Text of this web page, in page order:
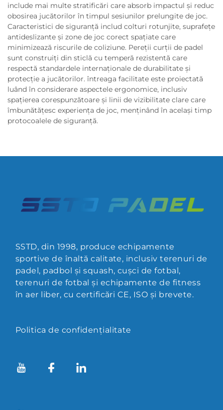
include mai multe stratificări care absorb impactul și reduc
obosirea jucătorilor în timpul sesiunilor prelungite de joc.
Caracteristici de siguranță includ colturi rotunjite, suprafețe
antideslizante și zone de joc corect spațiate care
minimizează riscurile de coliziune. Pereții curții de padel
sunt construiți din sticlă cu temperă rezistentă care
respectă standardele internaționale de durabilitate și
protecție a jucătorilor. întreaga facilitate este proiectată
luând în considerare aspectele ergonomice, inclusiv
spațierea corespunzătoare și linii de vizibilitate clare care
îmbunătățesc experiența de joc, menținând în același timp
protocoalele de siguranță.
SSTD, din 1998, produce echipamente
sportive de înaltă calitate, inclusiv terenuri de
padel, padbol și squash, cușci de fotbal,
terenuri de fotbal și echipamente de fitness
în aer liber, cu certificări CE, ISO și brevete.
Politica de confidențialitate